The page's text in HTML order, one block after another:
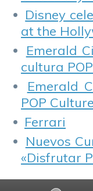
Disney
at the
Emerald
cultura
Emerald
POP
Ferrari
Nuevos
«Disfrutar